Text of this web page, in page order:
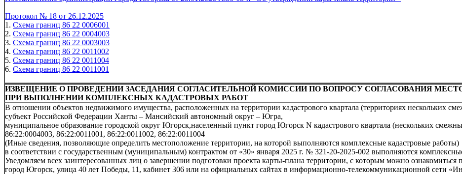
Протокол № 18 от 26.12.2025
1. Схема границ 86 22 0006001
2. Схема границ 86 22 0004003
3. Схема границ 86 22 0003003
4. Схема границ 86 22 0011002
5. Схема границ 86 22 0011004
6. Схема границ 86 22 0011001
ИЗВЕЩЕНИЕ О ПРОВЕДЕНИИ ЗАСЕДАНИЯ СОГЛАСИТЕЛЬНОЙ КОМИССИИ ПО ВОПРОСУ СОГЛАСОВАНИЯ
ПРИ ВЫПОЛНЕНИИ КОМПЛЕКСНЫХ КАДАСТРОВЫХ РАБОТ
В отношении объектов недвижимого имущества, расположенных на территории кадастрового квартала (территориях нескольких
субъект Российской Федерации Ханты – Мансийский автономный округ – Югра,
муниципальное образование городской округ Югорск,населенный пункт город Югорск N кадастрового квартала (нескольких
86:22:0004003, 86:22:0011001, 86:22:0011002, 86:22:0011004
(Иные сведения, позволяющие определить местоположение территории, на которой выполняются комплексные кадастровые работы)
в соответствии с государственным (муниципальным) контрактом от «30» января 2025 г. № 321-20-2025-002 выполняются
Уведомляем всех заинтересованных лиц о завершении подготовки проекта карты-плана территории, с которым можно ознакомиться
город Югорск, улица 40 лет Победы, 11, кабинет 306 или на официальных сайтах в информационно-телекоммуникационной сети